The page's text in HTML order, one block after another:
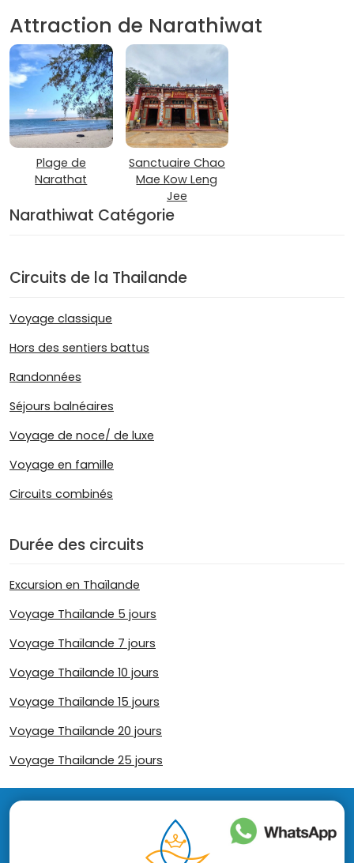
Attraction de Narathiwat
Plage de
Narathat
Sanctuaire Chao
Mae Kow Leng
Jee
Narathiwat Catégorie
Circuits de la Thailande
Voyage classique
Hors des sentiers battus
Randonnées
Séjours balnéaires
Voyage de noce/ de luxe
Voyage en famille
Circuits combinés
Durée des circuits
Excursion en Thaïlande
Voyage Thaïlande 5 jours
Voyage Thaïlande 7 jours
Voyage Thaïlande 10 jours
Voyage Thaïlande 15 jours
Voyage Thaïlande 20 jours
Voyage Thailande 25 jours